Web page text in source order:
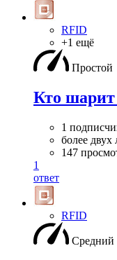
RFID
+1 ещё
Простой
Кто шарит
1
более двух
147
1
ответ
RFID
Средний